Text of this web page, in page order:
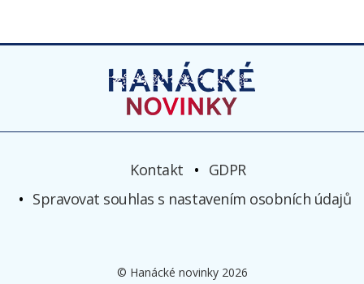
Kontakt
GDPR
Spravovat souhlas s nastavením osobních údajů
© Hanácké novinky 2026